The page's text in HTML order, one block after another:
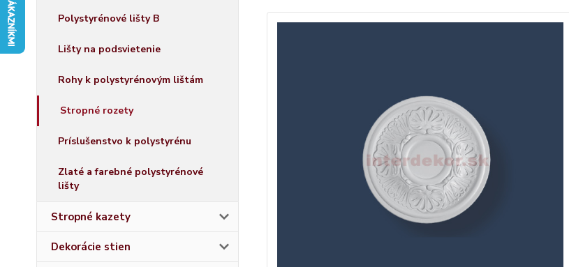
Polystyrénové lišty B
Lišty na podsvietenie
Rohy k polystyrénovým lištám
Stropné rozety
Príslušenstvo k polystyrénu
Zlaté a farebné polystyrénové
lišty
Stropné kazety
Dekorácie stien